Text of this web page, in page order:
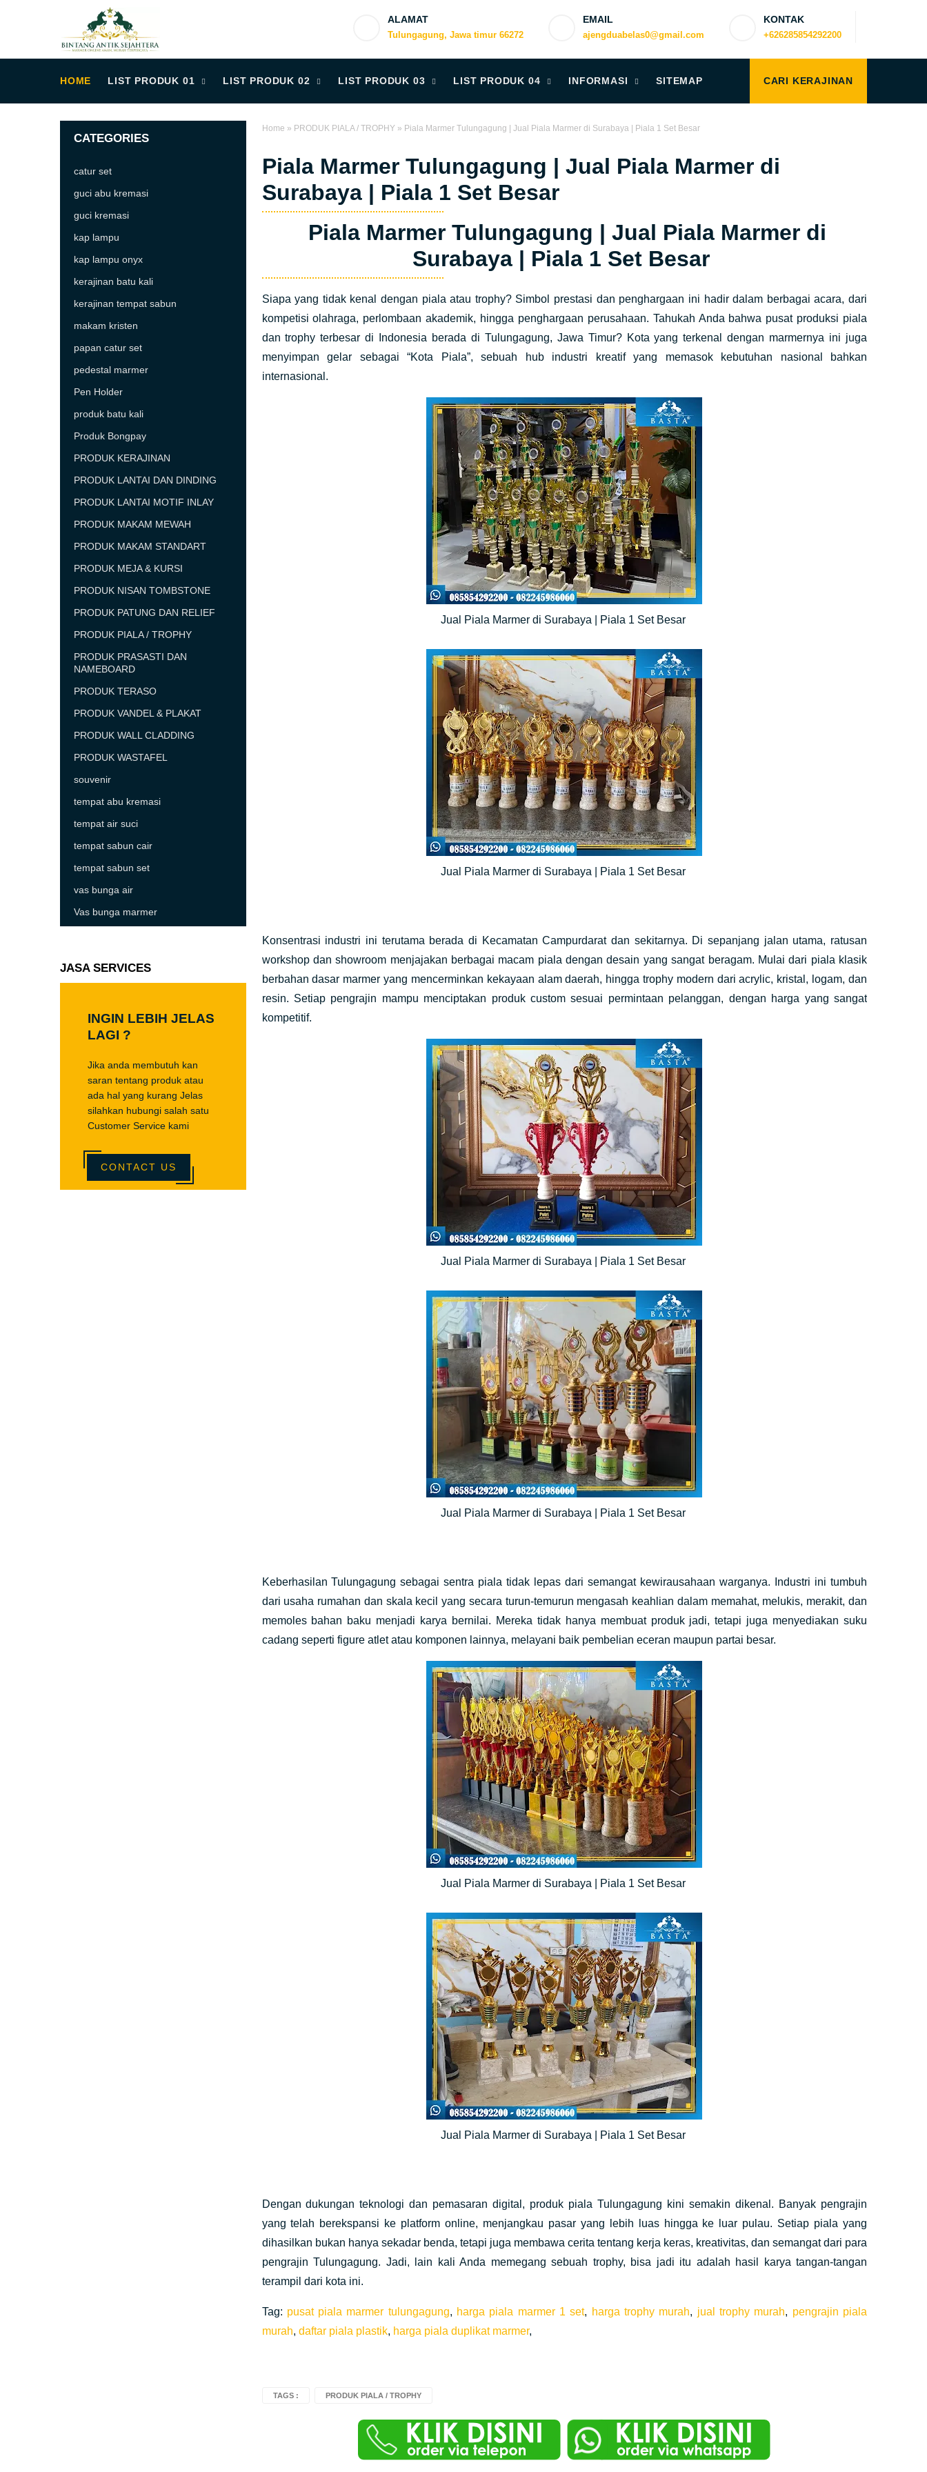
ALAMAT
Tulungagung, Jawa timur 66272
EMAIL
ajengduabelas0@gmail.com
KONTAK
+626285854292200
HOME LIST PRODUK 01 LIST PRODUK 02 LIST PRODUK 03 LIST PRODUK 04 INFORMASI SITEMAP CARI KERAJINAN
Home » PRODUK PIALA / TROPHY» Piala Marmer Tulungagung | Jual Piala Marmer di Surabaya | Piala 1 Set Besar
Piala Marmer Tulungagung | Jual Piala Marmer di
Surabaya | Piala 1 Set Besar
Piala Marmer Tulungagung | Jual Piala Marmer di
Surabaya | Piala 1 Set Besar
Siapa yang tidak kenal dengan piala atau trophy? Simbol prestasi dan penghargaan ini hadir dalam berbagai acara, dari
kompetisi olahraga, perlombaan akademik, hingga penghargaan perusahaan. Tahukah Anda bahwa pusat produksi piala
dan trophy terbesar di Indonesia berada di Tulungagung, Jawa Timur? Kota yang terkenal dengan marmernya ini juga
menyimpan gelar sebagai “Kota Piala”, sebuah hub industri kreatif yang memasok kebutuhan nasional bahkan
internasional.
Jual Piala Marmer di Surabaya | Piala 1 Set Besar
Jual Piala Marmer di Surabaya | Piala 1 Set Besar
Konsentrasi industri ini terutama berada di Kecamatan Campurdarat dan sekitarnya. Di sepanjang jalan utama, ratusan
workshop dan showroom menjajakan berbagai macam piala dengan desain yang sangat beragam. Mulai dari piala klasik
berbahan dasar marmer yang mencerminkan kekayaan alam daerah, hingga trophy modern dari acrylic, kristal, logam, dan
resin. Setiap pengrajin mampu menciptakan produk custom sesuai permintaan pelanggan, dengan harga yang sangat
kompetitif.
Jual Piala Marmer di Surabaya | Piala 1 Set Besar
Jual Piala Marmer di Surabaya | Piala 1 Set Besar
Keberhasilan Tulungagung sebagai sentra piala tidak lepas dari semangat kewirausahaan warganya. Industri ini tumbuh
dari usaha rumahan dan skala kecil yang secara turun-temurun mengasah keahlian dalam memahat, melukis, merakit, dan
memoles bahan baku menjadi karya bernilai. Mereka tidak hanya membuat produk jadi, tetapi juga menyediakan suku
cadang seperti figure atlet atau komponen lainnya, melayani baik pembelian eceran maupun partai besar.
Jual Piala Marmer di Surabaya | Piala 1 Set Besar
Jual Piala Marmer di Surabaya | Piala 1 Set Besar
Dengan dukungan teknologi dan pemasaran digital, produk piala Tulungagung kini semakin dikenal. Banyak pengrajin
yang telah berekspansi ke platform online, menjangkau pasar yang lebih luas hingga ke luar pulau. Setiap piala yang
dihasilkan bukan hanya sekadar benda, tetapi juga membawa cerita tentang kerja keras, kreativitas, dan semangat dari para
pengrajin Tulungagung. Jadi, lain kali Anda memegang sebuah trophy, bisa jadi itu adalah hasil karya tangan-tangan
terampil dari kota ini.
Tag: pusat piala marmer tulungagung, harga piala marmer 1 set, harga trophy murah, jual trophy murah, pengrajin piala
murah, daftar piala plastik, harga piala duplikat marmer,
TAGS : PRODUK PIALA / TROPHY
CATEGORIES
catur set
guci abu kremasi
guci kremasi
kap lampu
kap lampu onyx
kerajinan batu kali
kerajinan tempat sabun
makam kristen
papan catur set
pedestal marmer
Pen Holder
produk batu kali
Produk Bongpay
PRODUK KERAJINAN
PRODUK LANTAI DAN DINDING
PRODUK LANTAI MOTIF INLAY
PRODUK MAKAM MEWAH
PRODUK MAKAM STANDART
PRODUK MEJA & KURSI
PRODUK NISAN TOMBSTONE
PRODUK PATUNG DAN RELIEF
PRODUK PIALA / TROPHY
PRODUK PRASASTI DAN
NAMEBOARD
PRODUK TERASO
PRODUK VANDEL & PLAKAT
PRODUK WALL CLADDING
PRODUK WASTAFEL
souvenir
tempat abu kremasi
tempat air suci
tempat sabun cair
tempat sabun set
vas bunga air
Vas bunga marmer
JASA SERVICES
INGIN LEBIH JELAS
LAGI ?
Jika anda membutuh kan
saran tentang produk atau
ada hal yang kurang Jelas
silahkan hubungi salah satu
Customer Service kami
CONTACT US